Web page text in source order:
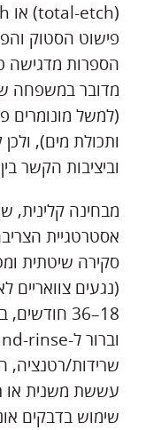
פישוט הסטוק
הספרות מדגישה
מדובר במשפחה
(למשל מונומרים
ותכולת מים),
וביציבות הקשר
מבחינה
אסטרטגיית
(נגעים
18–36
שרידות/רטנציה,
עששת משנית או